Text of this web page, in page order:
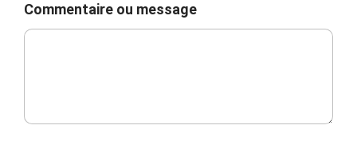
Commentaire ou message